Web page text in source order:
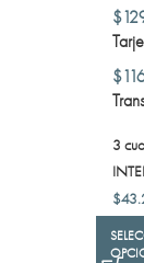
$
$
3
$